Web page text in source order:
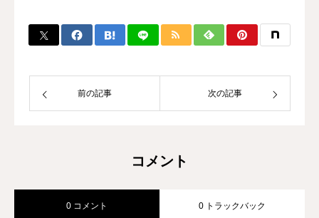
のプロ選手の試合経験などから初心者か
ら選手まで、高い指導力に定評があり、
キックボクシング界初のコンサルタント
として、ジム運営やトレーナー育成にも
前の記事 次の記事
コメント
0 コメント 0 トラックバック